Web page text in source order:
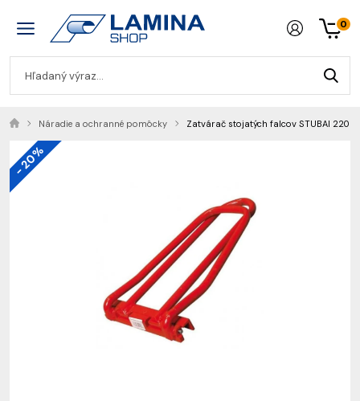
0
Náradie a ochranné pomôcky Zatvárač stojatých falcov STUBAI 220
- 20%